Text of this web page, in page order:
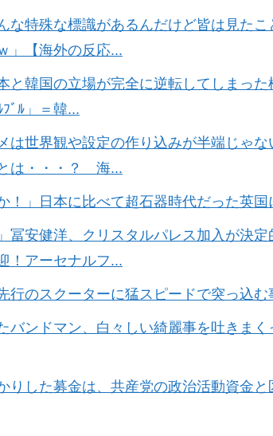
な特殊な標識があるんだけど皆は見た
」【海外の反応...
と韓国の立場が完全に逆転してしまっ
ﾞﾙ」＝韓...
は世界観や設定の作り込みが半端じゃ
は・・・？ 海...
！」日本に比べて超石器時代だった英国
冨安健洋、クリスタルパレス加入が決
！アーセナルフ...
行のスクーターに猛スピードで突っ込む
バンドマン、白々しい綺麗事を吐きま
りした募金は、共産党の政治活動資金